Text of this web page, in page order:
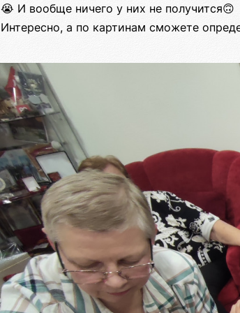
😭 И вообще ничего у них не получится🙃
Интересно, а по картинам сможете